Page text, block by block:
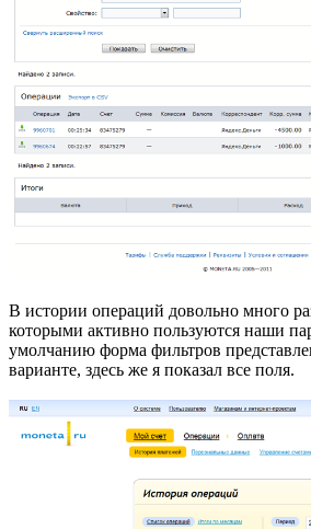
В истории операций довольно много
которыми активно пользуются наши
умолчанию форма фильтров
варианте, здесь же я показал все поля.